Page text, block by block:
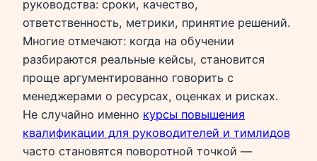
руководства: сроки, качество,
ответственность, метрики, принятие решений.
Многие отмечают: когда на обучении
разбираются реальные кейсы, становится
проще аргументированно говорить с
менеджерами о ресурсах, оценках и рисках.
Не случайно именно курсы повышения
квалификации для руководителей и тимлидов
часто становятся поворотной точкой —